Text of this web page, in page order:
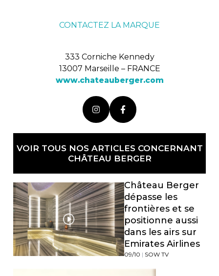
CONTACTEZ LA MARQUE
333 Corniche Kennedy
13007 Marseille – FRANCE
www.chateauberger.com
VOIR TOUS NOS ARTICLES CONCERNANT
CHÂTEAU BERGER
Château Berger
dépasse les
frontières et se
positionne aussi
dans les airs sur
Emirates Airlines
09/10 | SOW TV